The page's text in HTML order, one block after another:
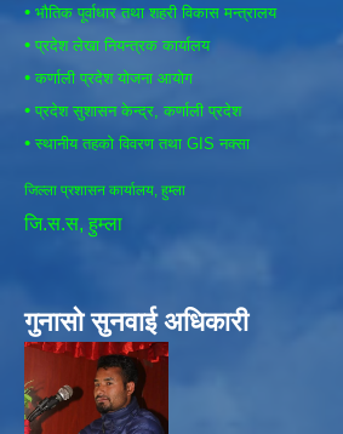
• भौतिक पूर्वाधार तथा शहरी विकास मन्त्रालय
• प्रदेश लेखा नियन्त्रक कार्यालय
• कर्णाली प्रदेश योजना आयोग
• प्रदेश सुशासन केन्द्र, कर्णाली प्रदेश
• स्थानीय तहको विवरण तथा GIS नक्सा
जिल्ला प्रशासन कार्यालय, हुम्ला
जि.स.स, हुम्ला
गुनासो सुनवाई अधिकारी